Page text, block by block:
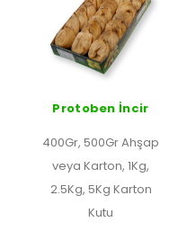
Protoben İncir
400Gr, 500Gr Ahşap
veya Karton, 1Kg,
2.5Kg, 5Kg Karton
Kutu